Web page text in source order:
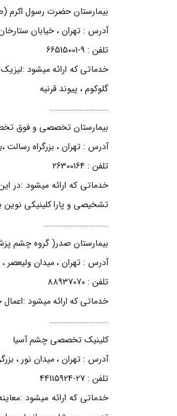
بیمارستان حضرت رسول
آدرس : تهران ، خیابان
تلفن : 9-66515001
گلوکوم ، پیوند قرنیه
…………………………..
بیمارستان تخصصی و فوق
آدرس : تهران ، بزرگراه
تلفن : 26300164
خدماتی که ارائه میشود :در
تشخیصی و پارا کلینیکی
………………………………
بیمارستان صدر( گروه چشم
آدرس : تهران ، میدان ولیعصر
تلفن : 88937070
خدماتی که ارائه میشود
…………………………..
کلینیک تخصصی چشم آسیا
آدرس : تهران ، میدان نور ،
تلفن : 27-44115924
خدماتی که ارائه میشود